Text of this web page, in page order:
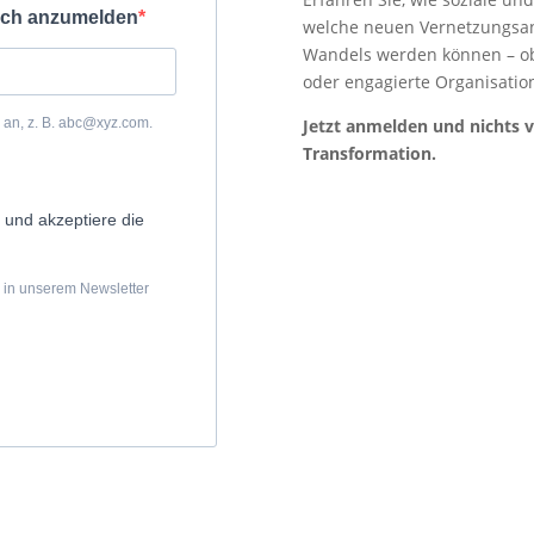
anzumelden
z. B. abc@xyz.com.
akzeptiere die
unserem Newsletter
welche neuen
Wandels werden können –
oder engagierte
Jetzt anmelden und nichts
Transformation.